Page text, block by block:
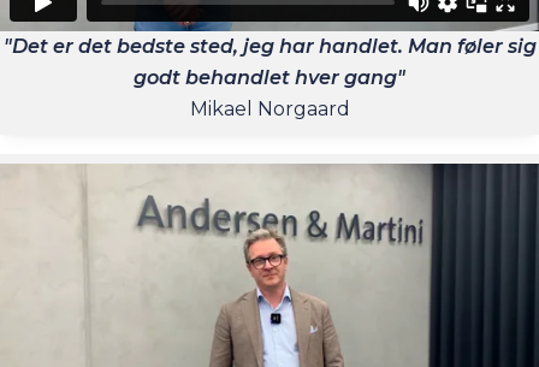
"Det er det bedste sted, jeg har handlet. Man føler sig
godt behandlet hver gang"
Mikael Norgaard